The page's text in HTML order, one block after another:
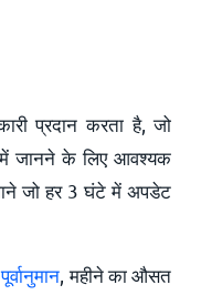
प्रदान करता है, जो
जानने के लिए आवश्यक
जो हर 3 घंटे में अपडेट
, महीने का औसत